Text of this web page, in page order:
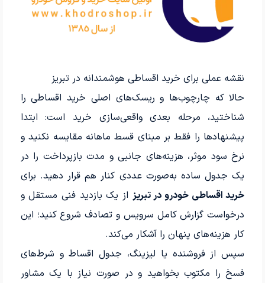
نقشه عملی برای خرید اقساطی هوشمندانه در تبریز
حالا که چارچوب‌ها و ریسک‌های اصلی خرید اقساطی را
شناختید، مرحله بعدی واقعی‌سازی خرید است: ابتدا
پیشنهادها را فقط بر مبنای قسط ماهانه مقایسه نکنید و
نرخ سود موثر، هزینه‌های جانبی و مدت بازپرداخت را در
یک جدول ساده به‌صورت عددی کنار هم قرار دهید. برای
خرید اقساطی خودرو در تبریز از یک بازدید فنی مستقل و
درخواست گزارش کامل سرویس و تصادف شروع کنید؛ این
کار هزینه‌های پنهان را آشکار می‌کند.
سپس از فروشنده یا لیزینگ، جدول اقساط و شرط‌های
فسخ را مکتوب بخواهید و در صورت نیاز با یک مشاور